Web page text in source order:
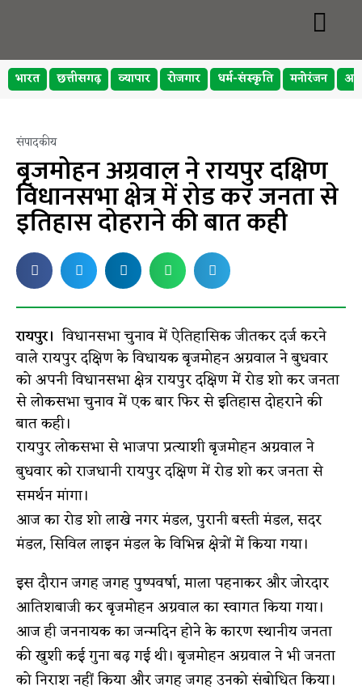
भारत छत्तीसगढ़ व्यापार रोजगार धर्म-संस्कृति मनोरंजन
संपादकीय
बृजमोहन अग्रवाल ने रायपुर दक्षिण
विधानसभा क्षेत्र में रोड कर जनता से
इतिहास दोहराने की बात कही
रायपुर। विधानसभा चुनाव में ऐतिहासिक जीतकर दर्ज करने
वाले रायपुर दक्षिण के विधायक बृजमोहन अग्रवाल ने बुधवार
को अपनी विधानसभा क्षेत्र रायपुर दक्षिण में रोड शो कर जनता
से लोकसभा चुनाव में एक बार फिर से इतिहास दोहराने की
बात कही।
रायपुर लोकसभा से भाजपा प्रत्याशी बृजमोहन अग्रवाल ने
बुधवार को राजधानी रायपुर दक्षिण में रोड शो कर जनता से
समर्थन मांगा।
आज का रोड शो लाखे नगर मंडल, पुरानी बस्तीमंडल, सदर
मंडल, सिविल लाइन मंडल के विभिन्न क्षेत्रों में किया गया।
इस दौरान जगह जगह पुष्पवर्षा, माला पहनाकर और जोरदार
आतिशबाजी कर बृजमोहन अग्रवाल का स्वागत किया गया।
आज ही जननायक का जन्मदिन होने के कारण स्थानीय जनता
की खुशी कई गुना बढ़ गई थी। बृजमोहन अग्रवाल ने भी जनता
को निराश नहीं किया और जगह जगह उनको संबोधित किया।